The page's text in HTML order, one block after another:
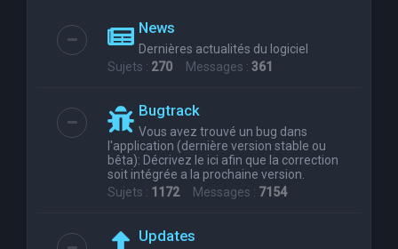
News
Dernières actualités du logiciel
Sujets : 270 Messages : 361
Bugtrack
Vous avez trouvé un bug dans
l'application (dernière version stable ou
bêta): Décrivez le ici afin que la correction
soit intégrée a la prochaine version.
Sujets : 1172Messages : 7154
Updates